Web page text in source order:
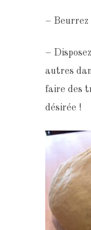
– Beurrez
–
autres
faire des
désirée !